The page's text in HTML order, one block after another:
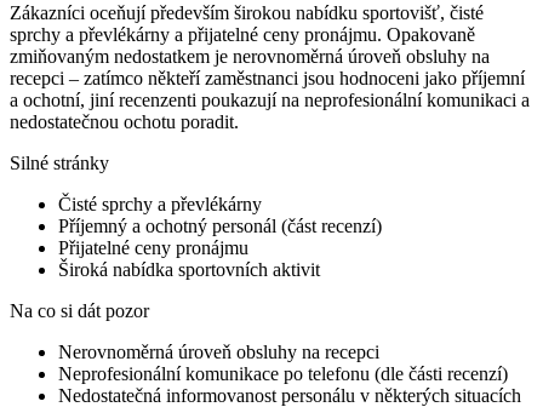
Zákazníci oceňují především širokou nabídku sportovišť, čisté
sprchy a převlékárny a přijatelné ceny pronájmu. Opakovaně
zmiňovaným nedostatkem je nerovnoměrná úroveň obsluhy na
recepci – zatímco někteří zaměstnanci jsou hodnoceni jako příjemní
a ochotní, jiní recenzenti poukazují na neprofesionální komunikaci a
nedostatečnou ochotu poradit.
Silné stránky
Čisté sprchy a převlékárny
Příjemný a ochotný personál (část recenzí)
Přijatelné ceny pronájmu
Široká nabídka sportovních aktivit
Na co si dát pozor
Nerovnoměrná úroveň obsluhy na recepci
Neprofesionální komunikace po telefonu (dle části recenzí)
Nedostatečná informovanost personálu v některých situacích